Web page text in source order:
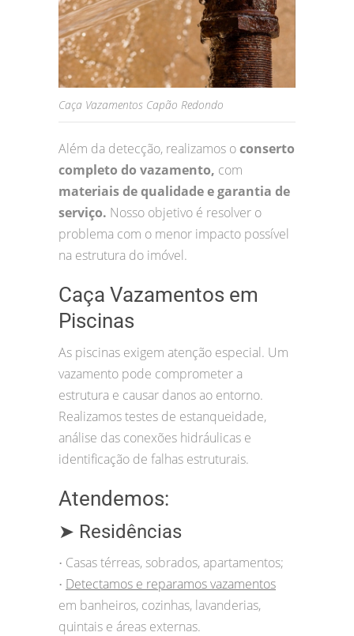
Caça Vazamentos Capão Redondo
Além da detecção, realizamos oconserto
completo do vazamento, com
materiais de qualidade e garantia de
serviço. Nosso objetivo é resolver o
problema com o menor impacto possível
na estrutura do imóvel.
Caça Vazamentos em
Piscinas
As piscinas exigem atenção especial. Um
vazamento pode comprometer a
estrutura e causar danos ao entorno.
Realizamos testes de estanqueidade,
análise das conexões hidráulicas e
identificação de falhas estruturais.
Atendemos:
➤ Residências
• Casas térreas, sobrados, apartamentos;
• Detectamos e reparamos vazamentos
em banheiros, cozinhas, lavanderias,
quintais e áreas externas.